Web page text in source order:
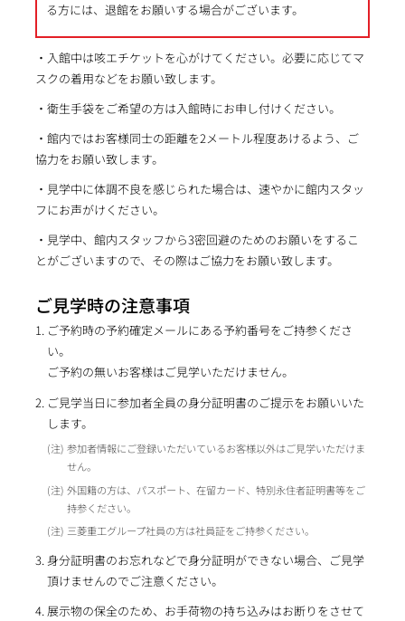
る方には、退館をお願いする場合がございます。
・入館中は咳エチケットを心がけてください。必要に応じてマ
スクの着用などをお願い致します。
・衛生手袋をご希望の方は入館時にお申し付けください。
・館内ではお客様同士の距離を2メートル程度あけるよう、ご
協力をお願い致します。
・見学中に体調不良を感じられた場合は、速やかに館内スタッ
フにお声がけください。
・見学中、館内スタッフから3密回避のためのお願いをするこ
とがございますので、その際はご協力をお願い致します。
ご見学時の注意事項
ご予約時の予約確定メールにある予約番号をご持参くださ
い。
ご予約の無いお客様はご見学いただけません。
ご見学当日に参加者全員の身分証明書のご提示をお願いいた
します。
参加者情報にご登録いただいているお客様以外はご見学いただけま
せん。
外国籍の方は、パスポート、在留カード、特別永住者証明書等をご
持参ください。
三菱重工グループ社員の方は社員証をご持参ください。
身分証明書のお忘れなどで身分証明ができない場合、ご見学
頂けませんのでご注意ください。
展示物の保全のため、お手荷物の持ち込みはお断りをさせて